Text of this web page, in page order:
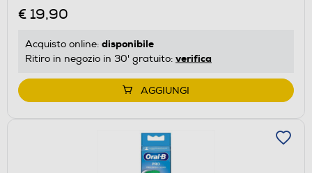
€ 19,90
Acquisto online: disponibile
Ritiro in negozio in 30' gratuito: verifica
AGGIUNGI